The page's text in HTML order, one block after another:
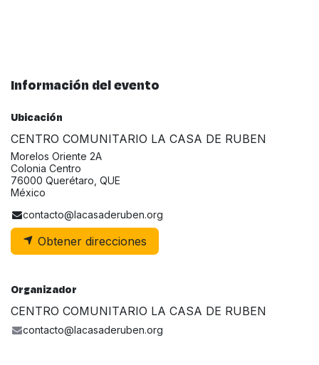
Información del evento
Ubicación
CENTRO COMUNITARIO LA CASA DE RUBEN
Morelos Oriente 2A
Colonia Centro
76000 Querétaro, QUE
México
contacto@lacasaderuben.org
Obtener direcciones
Organizador
CENTRO COMUNITARIO LA CASA DE RUBEN
contacto@lacasaderuben.org